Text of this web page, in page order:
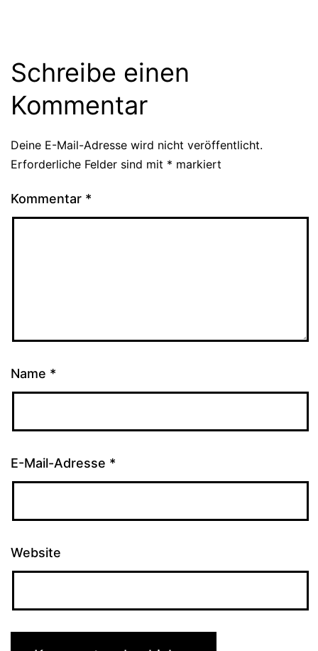
Schreibe einen
Kommentar
Deine E-Mail-Adresse wird nicht veröffentlicht.
Erforderliche Felder sind mit * markiert
Kommentar *
Name *
E-Mail-Adresse *
Website